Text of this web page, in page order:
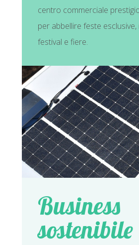
centro commerciale
per abbellire feste
festival e fiere.
Business
sostenibile